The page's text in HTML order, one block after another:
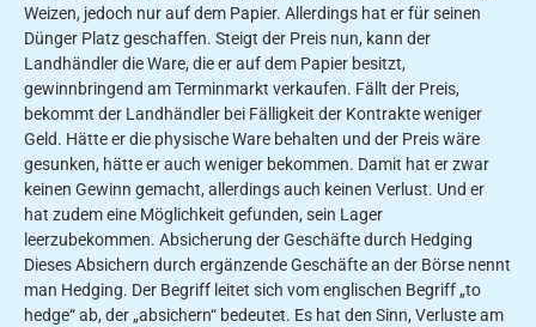
Weizen, jedoch nur auf dem Papier. Allerdings hat er für seinen
Dünger Platz geschaffen. Steigt der Preis nun, kann der
Landhändler die Ware, die er auf dem Papier besitzt,
gewinnbringend am Terminmarkt verkaufen. Fällt der Preis,
bekommt der Landhändler bei Fälligkeit der Kontrakte weniger
Geld. Hätte er die physische Ware behalten und der Preis wäre
gesunken, hätte er auch weniger bekommen. Damit hat er zwar
keinen Gewinn gemacht, allerdings auch keinen Verlust. Und er
hat zudem eine Möglichkeit gefunden, sein Lager
leerzubekommen. Absicherung der Geschäfte durch Hedging
Dieses Absichern durch ergänzende Geschäfte an der Börse nennt
man Hedging. Der Begriff leitet sich vom englischen Begriff „to
hedge“ ab, der „absichern“ bedeutet. Es hat den Sinn, Verluste am